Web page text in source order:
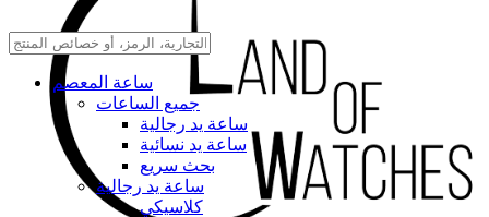
ساعة المعصم
جميع الساعات
ساعة يد رجالية
ساعة يد نسائية
بحث سريع
ساعة يد رجالية
كلاسيكي